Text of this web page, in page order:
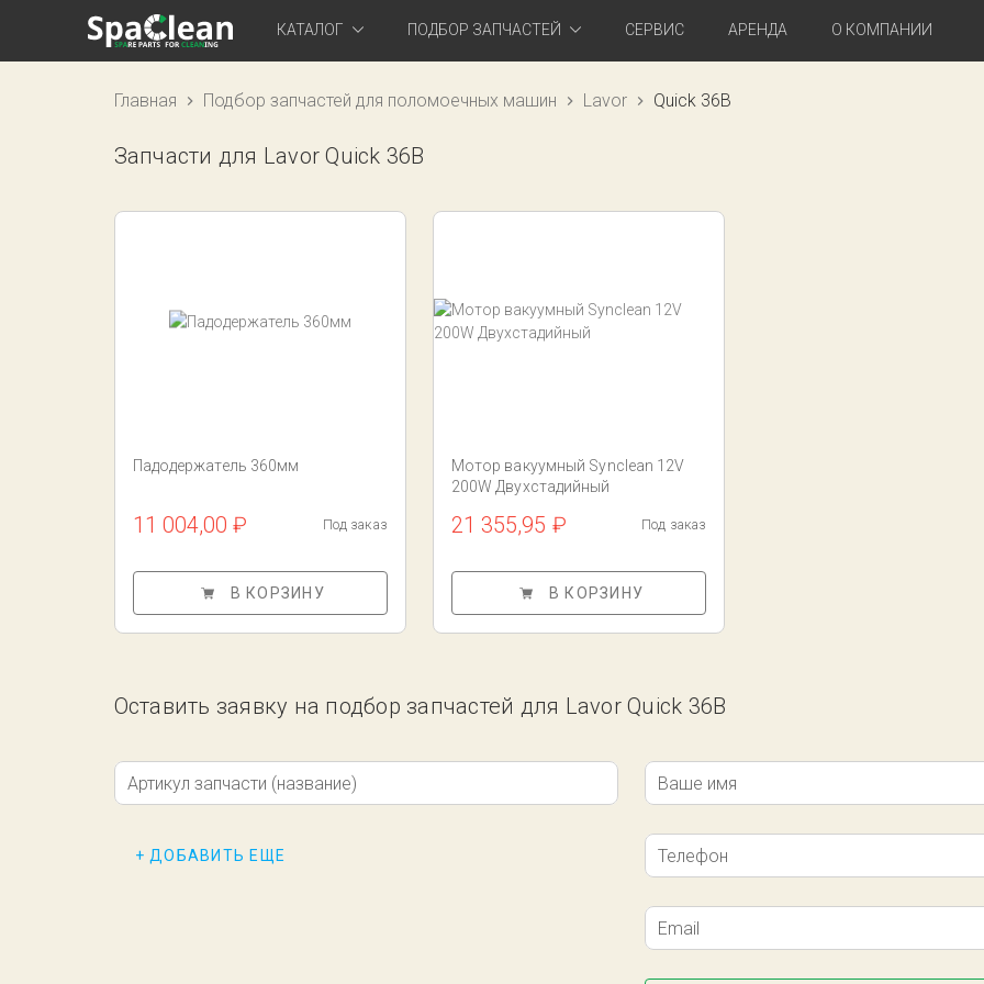
КАТАЛОГ ПОДБОР ЗАПЧАСТЕЙ СЕРВИС АРЕНДА О КОМПАНИИ
Главная Подбор запчастей для поломоечных машин Lavor Quick 36B
Запчасти для Lavor Quick 36B
Падодержатель 360мм
11 004,00 ₽ Под заказ
В КОРЗИНУ
Мотор вакуумный Synclean 12V
200W Двухстадийный
21 355,95 ₽ Под заказ
В КОРЗИНУ
Оставить заявку на подбор запчастей для Lavor Quick 36B
Артикул запчасти (название)
+ ДОБАВИТЬ ЕЩЕ
Ваше имя
Телефон
Email